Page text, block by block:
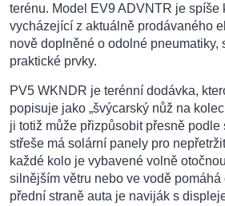
terénu. Model EV9 ADVNTR je spíše
vycházející z aktuálně prodávaného
nově doplněné o odolné pneumatiky,
praktické prvky.
PV5 WKNDR je terénní dodávka,
popisuje jako „švýcarský nůž na
ji totiž může přizpůsobit přesně podle
střeše má solární panely pro
každé kolo je vybavené volně
silnějším větru nebo ve vodě
přední straně auta je naviják s